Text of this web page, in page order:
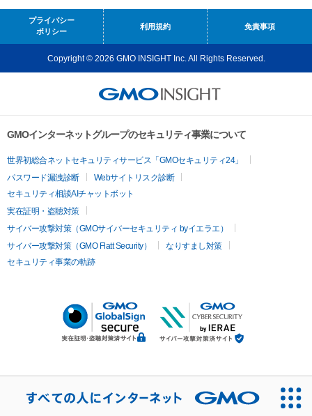
プライバシー
ポリシー
利用規約 免責事項
Copyright © 2026 GMO INSIGHT Inc. All Rights Reserved.
GMOインターネットグループのセキュリティ事業について
世界初総合ネットセキュリティサービス「GMOセキュリティ24」
パスワード漏洩診断
Webサイトリスク診断
セキュリティ相談AIチャットボット
実在証明・盗聴対策
サイバー攻撃対策（GMOサイバーセキュリティ byイエラエ）
サイバー攻撃対策（GMO Flatt Security）
なりすまし対策
セキュリティ事業の軌跡